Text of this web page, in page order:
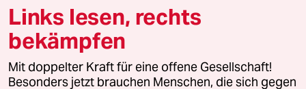
der bei der Wahl klar aussichtslosen
Kandidatin Clintons und dem
aggressiven parteiinternen
Wahlkampf gegen Sanders
festgehalten, dass die Partei sich auf
den gegen Trump aussichtsreicheren
Links lesen, rechts
bekämpfen
Mit doppelter Kraft für eine offene Gesellschaft!
Besonders jetzt brauchen Menschen, die sich gegen